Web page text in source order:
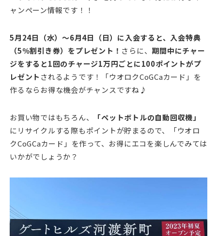
ャンペーン情報です！！
5月24日（水）～6月4日（日）に入会すると、入会特典
（5％割引き券）をプレゼント！ さらに、 期間中にチャー
ジをすると1回のチャージ1万円ごとに100ポイントがプ
レゼント されるようです！「ウオロクCoGCaカード」を
作るならお得な機会がチャンスですね♪
お買い物ではもちろん、
「ペットボトルの自動回収機」
にリサイクルする際もポイントが貯まるので、「ウオロ
クCoGCaカード」を作って、お得にエコを楽しんでみては
いかがでしょうか？